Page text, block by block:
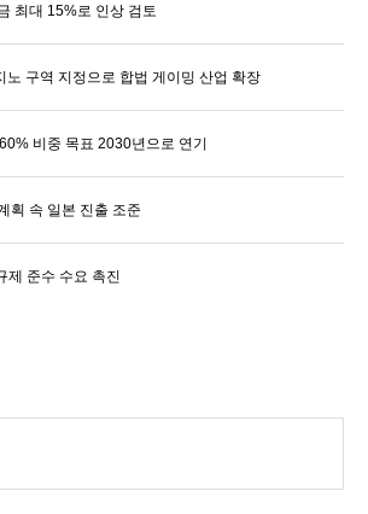
최대 15%로 인상 검토
노 구역 지정으로 합법 게이밍 산업 확장
비중 목표 2030년으로 연기
획 속 일본 진출 조준
제 준수 수요 촉진